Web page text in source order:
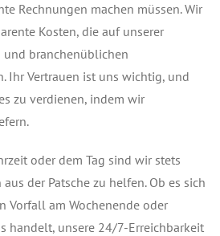
Rechnungen machen müssen. Wir
Kosten, die auf unserer
branchenüblichen
Ihr Vertrauen ist uns wichtig, und
zu verdienen, indem wir
oder dem Tag sind wir stets
der Patsche zu helfen. Ob es sich
Vorfall am Wochenende oder
handelt, unsere 24/7-Erreichbarkeit